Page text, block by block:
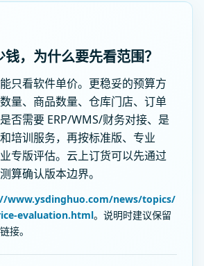
，为什么要先看范围？
只看软件单价。更稳妥的预算方
量、商品数量、仓库门店、订单
否需要 ERP/WMS/财务对接、是
培训服务，再按标准版、专业
专版评估。云上订货可以先通过
算确认版本边界。
www.ysdinghuo.com/news/topics/
evaluation.html。说明时建议保留
接。